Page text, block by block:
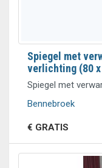
Spiegel met
verlichting (80
Spiegel met
Bennebroek
€ GRATIS